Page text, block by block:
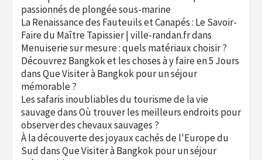
passionnés de plongée sous-marine
La Renaissance des Fauteuils et Canapés : Le Savoir-
Faire du Maître Tapissier | ville-randan.frdans
Menuiserie sur mesure : quels matériaux choisir ?
Découvrez Bangkok et les choses à y faire en 5 Jours
dansQue Visiter à Bangkok pour un séjour
mémorable ?
Les safaris inoubliables du tourisme de la vie
sauvagedansOù trouver les meilleurs endroits pour
observer des chevaux sauvages ?
À la découverte des joyaux cachés de l'Europe du
SuddansQue Visiter à Bangkok pour un séjour